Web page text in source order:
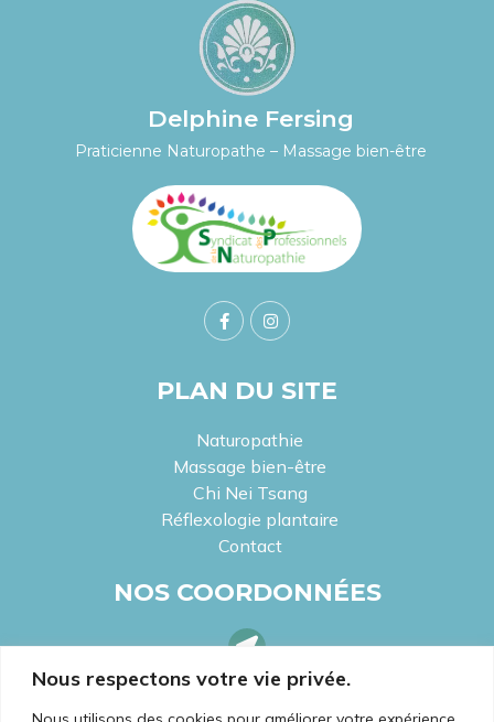
Nous respectons votre vie privée.
Delphine Fersing
Praticienne Naturopathe – Massage bien-être
PLAN DU SITE
Naturopathie
Massage bien-être
Chi Nei Tsang
Réflexologie plantaire
Contact
NOS COORDONNÉES
LOCALISEZ-NOUS